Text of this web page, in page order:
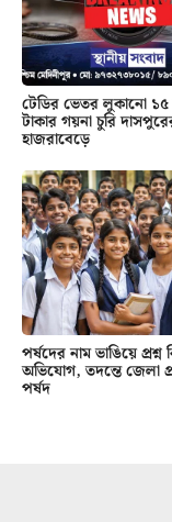
টেডির ভেতর লুকানো
টাকার গয়না চুরি
হাজরাবেড়ে
পর্ষদের নাম ভাঙিয়ে প্রশ্ন
অভিযোগ, তদন্তে জেলা
পর্ষদ